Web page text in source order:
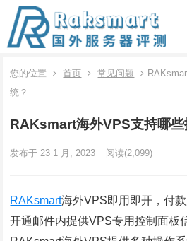
您的位置 首页 常见问题
统？
RAKsmart海外VPS支持哪些
发布于 23 1 月, 2023 阅读(2,099)
RAKsmart海外VPS即用即开，付
开通邮件内提供VPS专用控制面板